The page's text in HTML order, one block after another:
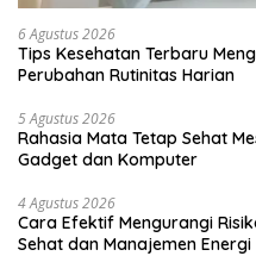
6 Agustus 2026
Tips Kesehatan Terbaru
Perubahan Rutinitas Harian
5 Agustus 2026
Rahasia Mata Tetap Sehat
Gadget dan Komputer
4 Agustus 2026
Cara Efektif Mengurangi
Sehat dan Manajemen Energi